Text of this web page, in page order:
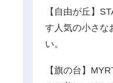
【自由が丘】
す人気の小さな
い。
【旗の台】